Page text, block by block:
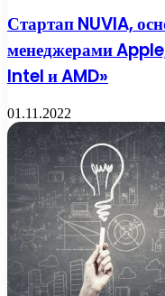
Стартап NUVIA,
менеджерами
Intel и AMD»
01.11.2022